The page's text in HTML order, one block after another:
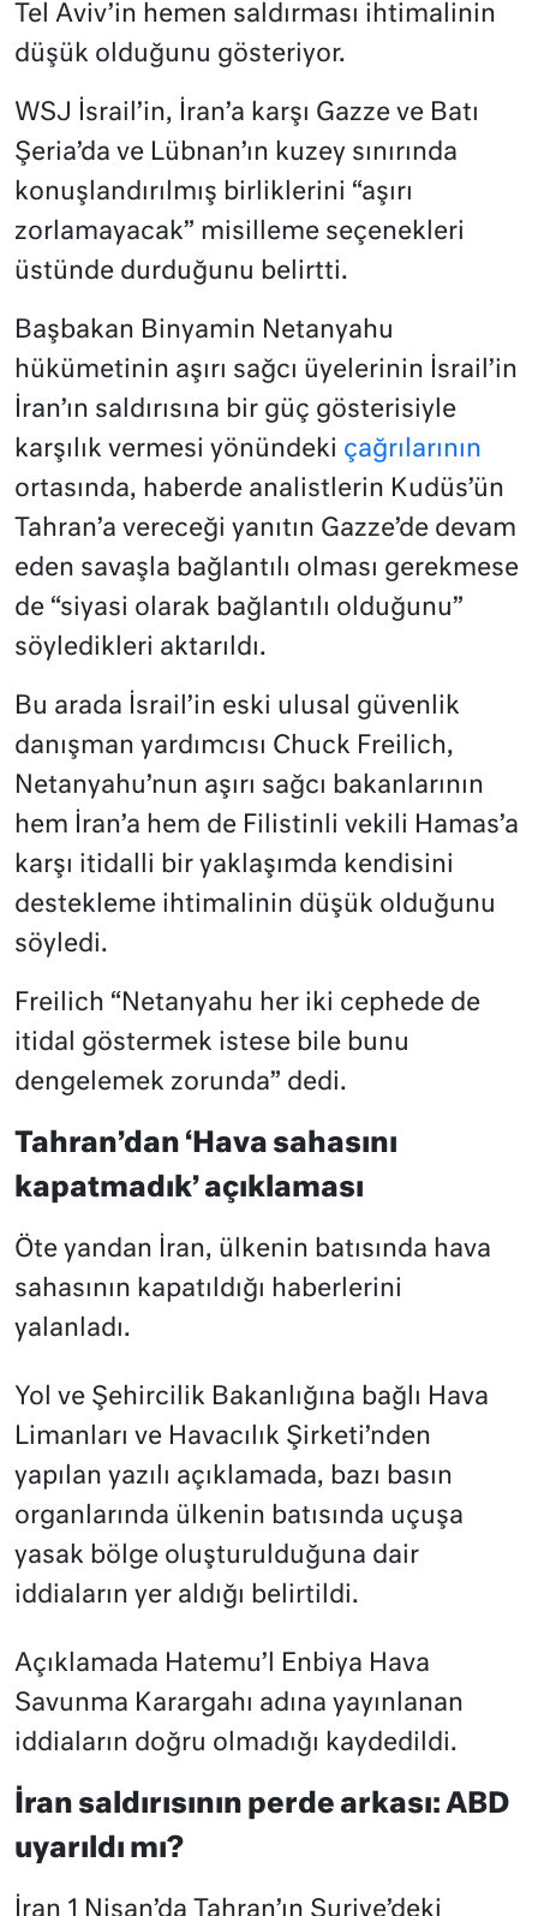
Tel Aviv’in hemen saldırması ihtimalinin
düşük olduğunu gösteriyor.
WSJ İsrail’in, İran’a karşı Gazze ve Batı
Şeria’da ve Lübnan’ın kuzey sınırında
konuşlandırılmış birliklerini “aşırı
zorlamayacak” misilleme seçenekleri
üstünde durduğunu belirtti.
Başbakan Binyamin Netanyahu
hükümetinin aşırı sağcı üyelerinin İsrail’in
İran’ın saldırısına bir güç gösterisiyle
karşılık vermesi yönündeki çağrılarının
ortasında, haberde analistlerin Kudüs’ün
Tahran’a vereceği yanıtın Gazze’de devam
eden savaşla bağlantılı olması gerekmese
de “siyasi olarak bağlantılı olduğunu”
söyledikleri aktarıldı.
Bu arada İsrail’in eski ulusal güvenlik
danışman yardımcısı Chuck Freilich,
Netanyahu’nun aşırı sağcı bakanlarının
hem İran’a hem de Filistinli vekili Hamas’a
karşı itidalli bir yaklaşımda kendisini
destekleme ihtimalinin düşük olduğunu
söyledi.
Freilich “Netanyahu her iki cephede de
itidal göstermek istese bile bunu
dengelemek zorunda” dedi.
Tahran’dan ‘Hava sahasını
kapatmadık’ açıklaması
Öte yandan İran, ülkenin batısında hava
sahasının kapatıldığı haberlerini
yalanladı.
Yol ve Şehircilik Bakanlığına bağlı Hava
Limanları ve Havacılık Şirketi’nden
yapılan yazılı açıklamada, bazı basın
organlarında ülkenin batısında uçuşa
yasak bölge oluşturulduğuna dair
iddiaların yer aldığı belirtildi.
Açıklamada Hatemu’l Enbiya Hava
Savunma Karargahı adına yayınlanan
iddiaların doğru olmadığı kaydedildi.
İran saldırısının perde arkası: ABD
uyarıldı mı?
İran 1 Nisan’da Tahran’ın Suriye’deki